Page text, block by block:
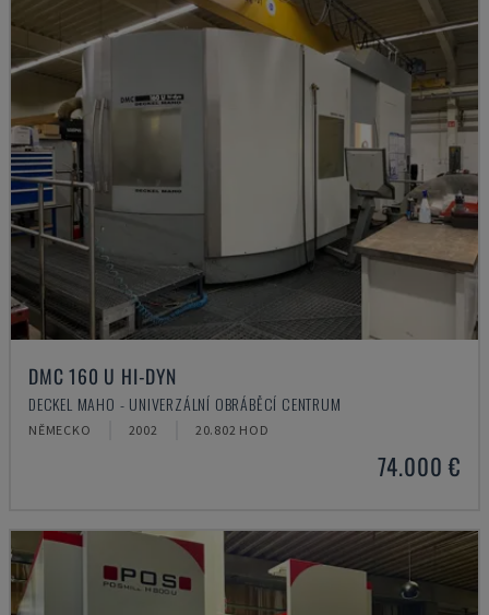
DMC 160 U HI-DYN
DECKEL MAHO - UNIVERZÁLNÍ OBRÁBĚCÍ CENTRUM
NĚMECKO 2002 20.802 HOD
74.000 €